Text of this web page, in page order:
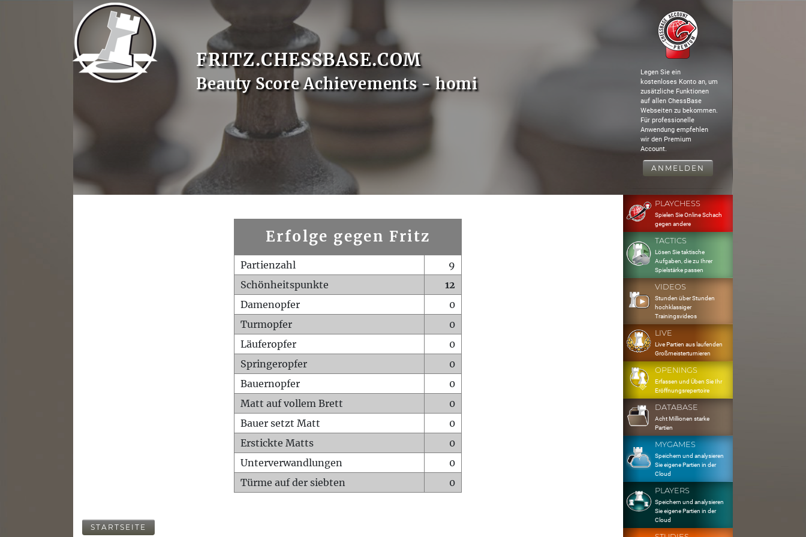
FRITZ.CHESSBASE.COM
Beauty Score Achievements - homi
Legen Sie ein
kostenloses Konto an, um
zusätzliche Funktionen
auf allen ChessBase
Webseiten zu bekommen.
Für professionelle
Anwendung empfehlen
wir den Premium
Account.
ANMELDEN
Erfolge gegen Fritz
Partienzahl
9
Schönheitspunkte
12
Damenopfer
0
Turmopfer
0
Läuferopfer
0
Springeropfer
0
Bauernopfer
0
Matt auf vollem Brett
0
Bauer setzt Matt
0
Erstickte Matts
0
Unterverwandlungen
0
Türme auf der siebten
0
STARTSEITE
PLAYCHESS
Spielen Sie Online Schach
gegen andere
TACTICS
Lösen Sie taktische
Aufgaben, die zu Ihrer
Spielstärke passen
VIDEOS
Stunden über Stunden
hochklassiger
Trainingsvideos
LIVE
Live Partien aus laufenden
Großmeisterturnieren
OPENINGS
Erfassen und Üben Sie Ihr
Eröffnungsrepertoire
DATABASE
Acht Millionen starke
Partien
MYGAMES
Speichern und analysieren
Sie eigene Partien in der
Cloud
PLAYERS
Speichern und analysieren
Sie eigene Partien in der
Cloud